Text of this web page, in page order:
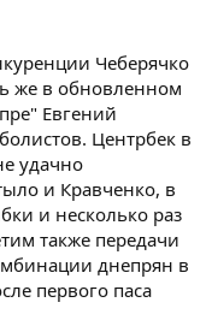
Чеберячко
же в обновленном
Евгений
Центрбек в
удачно
и Кравченко, в
и несколько раз
также передачи
днепрян в
первого паса